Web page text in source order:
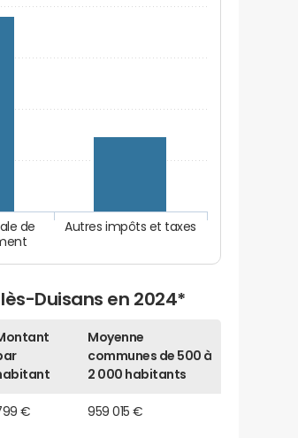
Autres impôts et taxes
de
Duisans en 2024*
Moyenne
communes de 500 à
2 000 habitants
€ 959 015 €